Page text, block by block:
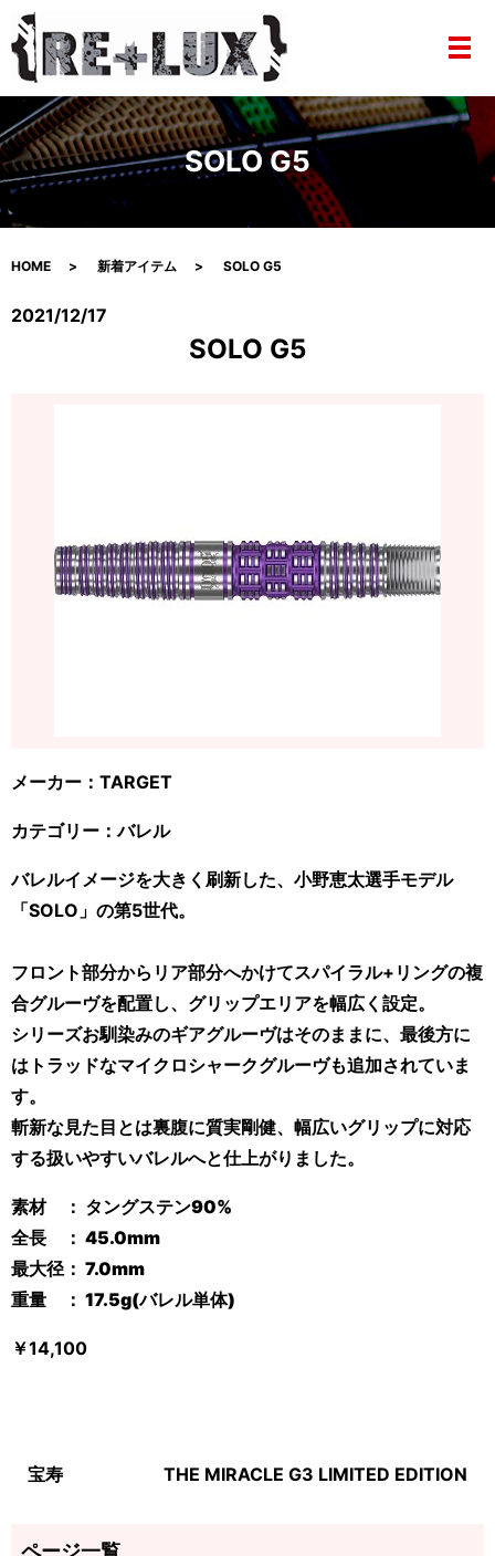
メ
SOLO G5
HOME 新着アイテム SOLO G5
2021/12/17
SOLO G5
メーカー：TARGET
カテゴリー：バレル
バレルイメージを大きく刷新した、小野恵太選手モデル
「SOLO」の第5世代。
フロント部分からリア部分へかけてスパイラル+リングの複
合グルーヴを配置し、グリップエリアを幅広く設定。
シリーズお馴染みのギアグルーヴはそのままに、最後方に
はトラッドなマイクロシャークグルーヴも追加されていま
す。
斬新な見た目とは裏腹に質実剛健、幅広いグリップに対応
する扱いやすいバレルへと仕上がりました。
素材 ： タングステン90%
全長 ： 45.0mm
最大径： 7.0mm
重量 ： 17.5g(バレル単体)
￥14,100
宝寿 THE MIRACLE G3 LIMITED EDITION